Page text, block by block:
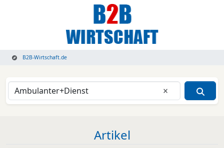
B2B-Wirtschaft.de
Eingabe
Artikel